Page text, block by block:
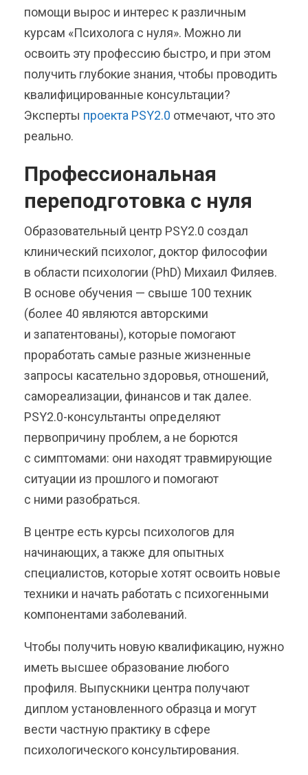
помощи вырос и интерес к различным
курсам «Психолога с нуля». Можно ли
освоить эту профессию быстро, и при этом
получить глубокие знания, чтобы проводить
квалифицированные консультации?
Эксперты проекта PSY2.0 отмечают, что это
реально.
Профессиональная
переподготовка с нуля
Образовательный центр PSY2.0 создал
клинический психолог, доктор философии
в области психологии (PhD) Михаил Филяев.
В основе обучения — свыше 100 техник
(более 40 являются авторскими
и запатентованы), которые помогают
проработать самые разные жизненные
запросы касательно здоровья, отношений,
самореализации, финансов и так далее.
PSY2.0-консультанты определяют
первопричину проблем, а не борются
с симптомами: они находят травмирующие
ситуации из прошлого и помогают
с ними разобраться.
В центре есть курсы психологов для
начинающих, а также для опытных
специалистов, которые хотят освоить новые
техники и начать работать с психогенными
компонентами заболеваний.
Чтобы получить новую квалификацию, нужно
иметь высшее образование любого
профиля. Выпускники центра получают
диплом установленного образца и могут
вести частную практику в сфере
психологического консультирования.